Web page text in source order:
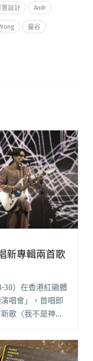
蔥設計 Andr
曼谷
新專輯兩首歌
30）在香港紅磡體
唱會」，首唱即
歌〈我不是神，
紅磡體育館開唱，
演唱會首唱新專